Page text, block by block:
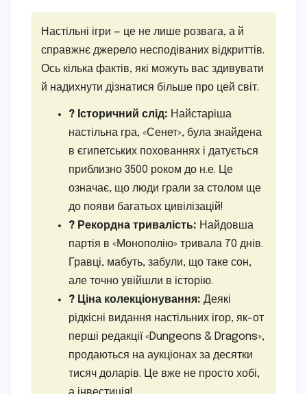
Настільні ігри — це не лише розвага, а й
справжнє джерело несподіваних відкриттів.
Ось кілька фактів, які можуть вас здивувати
й надихнути дізнатися більше про цей світ.
? Історичний слід: Найстаріша
настільна гра, «Сенет», була знайдена
в єгипетських похованнях і датується
приблизно 3500 роком до н.е. Це
означає, що люди грали за столом ще
до появи багатьох цивілізацій!
? Рекордна тривалість: Найдовша
партія в «Монополію» тривала 70 днів.
Гравці, мабуть, забули, що таке сон,
але точно увійшли в історію.
? Ціна колекціонування: Деякі
рідкісні видання настільних ігор, як-от
перші редакції «Dungeons & Dragons»,
продаються на аукціонах за десятки
тисяч доларів. Це вже не просто хобі,